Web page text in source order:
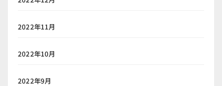
2022年11月
2022年10月
2022年9月